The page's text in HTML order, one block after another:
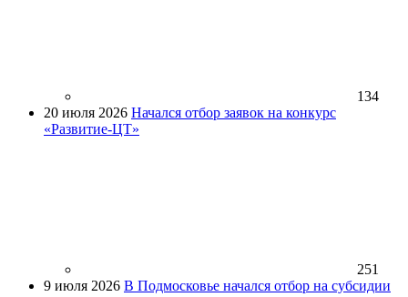
134
20 июля 2026 Начался отбор заявок на конкурс
«Развитие-ЦТ»
251
9 июля 2026 В Подмосковье начался отбор на субсидии